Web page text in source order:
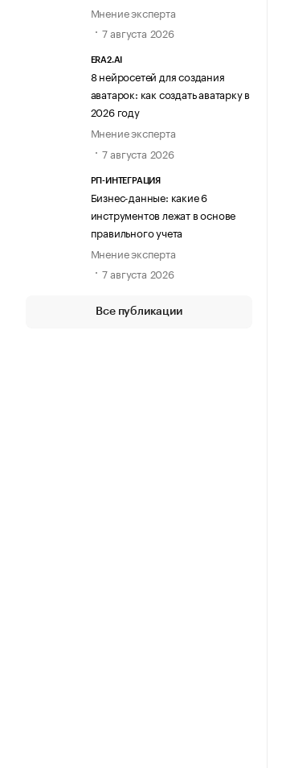
Мнение эксперта
7 августа 2026
ERA2.AI
8 нейросетей для создания
аватарок: как создать аватарку в
2026 году
Мнение эксперта
7 августа 2026
РП-ИНТЕГРАЦИЯ
Бизнес-данные: какие 6
инструментов лежат в основе
правильного учета
Мнение эксперта
7 августа 2026
Все публикации